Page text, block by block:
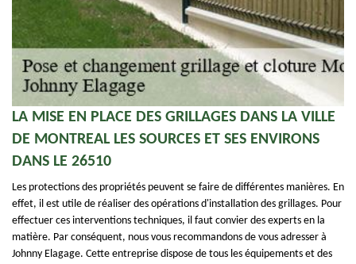
LA MISE EN PLACE DES GRILLAGES DANS LA VILLE
DE MONTREAL LES SOURCES ET SES ENVIRONS
DANS LE 26510
Les protections des propriétés peuvent se faire de différentes manières. En
effet, il est utile de réaliser des opérations d'installation des grillages. Pour
effectuer ces interventions techniques, il faut convier des experts en la
matière. Par conséquent, nous vous recommandons de vous adresser à
Johnny Elagage. Cette entreprise dispose de tous les équipements et des